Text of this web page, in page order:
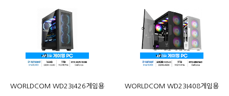
WORLDCOM WD23I426게임용 WORLDCOM WD23I408게임용
N100 Win10Pro (4GB, M.2
N10C6L2M Fanless Wi-Fi 6E Win11
MSI G27CQ4 E2 게이밍 170
WQHD HDR 무결점
한성컴퓨터 TFG32Q07P IPS QHD
리얼 75
포유디지탈 iMUZ 컨버터 탭 14 PRO
(스탠드 포함, SSD 256GB)
삼성전자 2017 노트북9 Always
NT900X3N-K517S (기본)
삼성전자 SL-C513W (기본토너) Epson 정품 무한 L6290 (무한잉크)